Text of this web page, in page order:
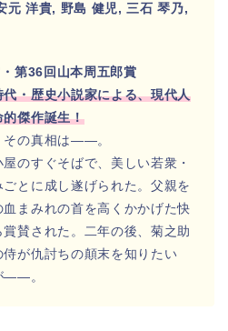
元 洋貴, 野島 健児, 三石 琴乃,
第36回山本周五郎賞
・歴史小説家による、現代人
的傑作誕生！
その真相は――。
のすぐそばで、美しい若衆・
とに成し遂げられた。父親を
まみれの首を高くかかげた快
賛された。二年の後、菊之助
が仇討ちの顛末を知りたい
――。